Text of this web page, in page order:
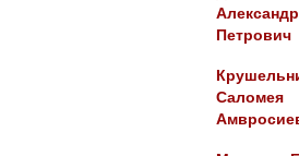
Александр
Петрович
Саломея